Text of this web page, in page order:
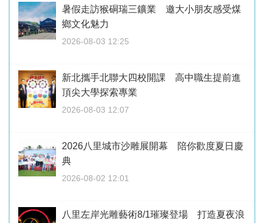
暑假走訪猴硐瑞三鑛業 邀大小朋友感受煤
鄉文化魅力
2026-08-03 12:25
新北攜手北聯大四校開課 高中職生提前進
頂尖大學探索專業
2026-08-03 12:07
2026八里城市沙雕展開幕 陪你歡度夏日慶
典
2026-08-02 12:01
八里左岸光雕藝術8/1璀璨登場 打造夏夜浪